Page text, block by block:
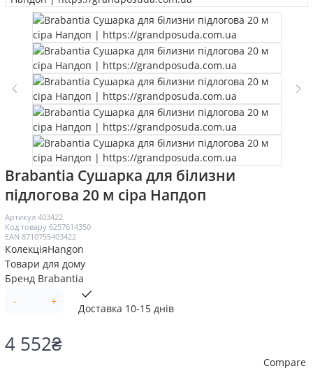
Brabantia Сушарка для білизни
підлогова 20 м сіра Напдоп
Артикул 403422
Код товару 6257614350
EAN 8710755403422
КолекціяНаngon
Товари для дому
Бренд Brabantia
-
+
Доставка 10-15 днів
4 552₴
Compare